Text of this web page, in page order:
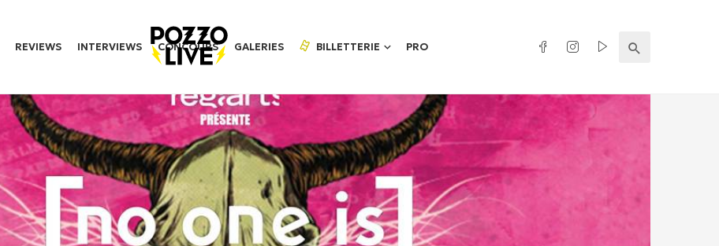
REVIEWS INTERVIEWS CONCOURS GALERIES BILLETTERIE PRO